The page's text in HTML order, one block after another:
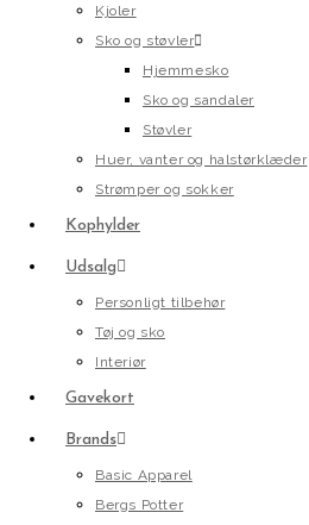
Kjoler
Sko og støvler
Hjemmesko
Sko og sandaler
Støvler
Huer, vanter og halstørklæder
Strømper og sokker
Kophylder
Udsalg
Personligt tilbehør
Tøj og sko
Interiør
Gavekort
Brands
Basic Apparel
Bergs Potter